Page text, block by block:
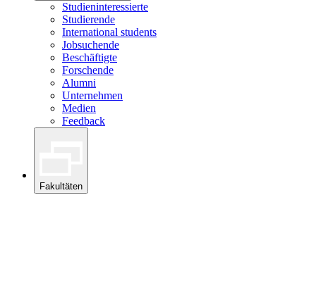
Studieninteressierte
Studierende
International students
Jobsuchende
Beschäftigte
Forschende
Alumni
Unternehmen
Medien
Feedback
Fakultäten